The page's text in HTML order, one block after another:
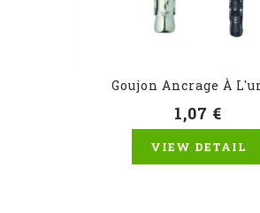
Goujon Ancrage À
1,07 €
VIEW DETAIL